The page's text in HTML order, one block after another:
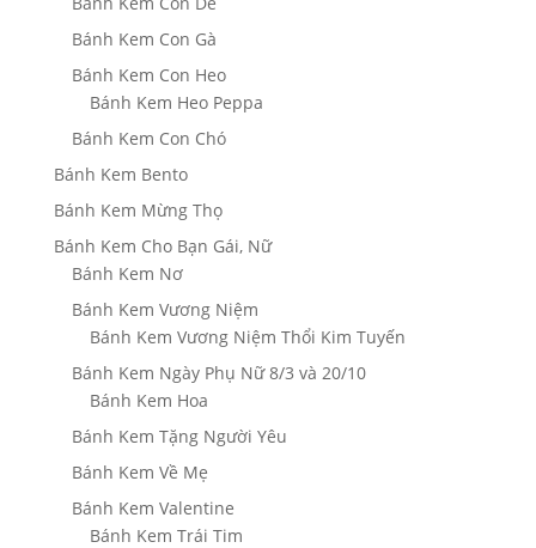
Bánh Kem Con Gà
Bánh Kem Con Heo
Bánh Kem Heo Peppa
Bánh Kem Con Chó
Bánh Kem Bento
Bánh Kem Mừng Thọ
Bánh Kem Cho Bạn Gái, Nữ
Bánh Kem Nơ
Bánh Kem Vương Niệm
Bánh Kem Vương Niệm Thổi Kim Tuyến
Bánh Kem Ngày Phụ Nữ 8/3 và 20/10
Bánh Kem Hoa
Bánh Kem Tặng Người Yêu
Bánh Kem Về Mẹ
Bánh Kem Valentine
Bánh Kem Trái Tim